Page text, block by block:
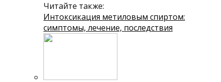
Читайте также:
Интоксикация метиловым спиртом:
симптомы, лечение, последствия